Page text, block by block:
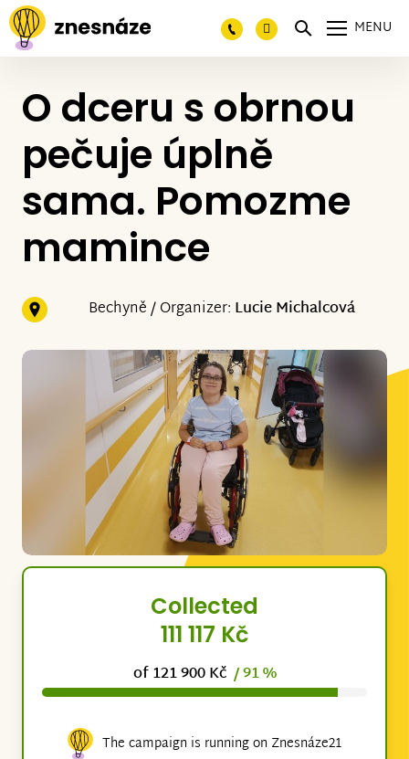
MENU
O dceru s obrnou
pečuje úplně
sama. Pomozme
mamince
Bechyně / Organizer: Lucie Michalcová
Collected
111 117 Kč
of 121 900 Kč / 91 %
The campaign is running on Znesnáze21